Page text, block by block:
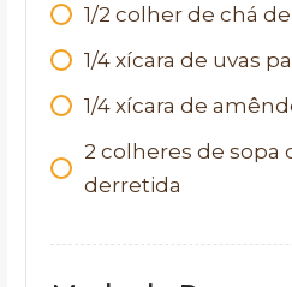
1/2 colher de chá
1/4 xícara de uvas
1/4 xícara de
2 colheres de sopa
derretida